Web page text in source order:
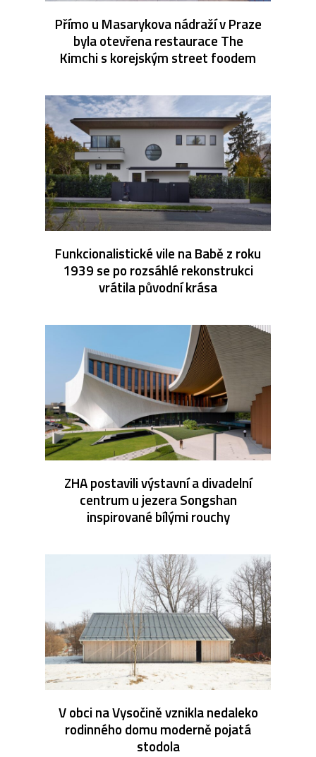
Přímo u Masarykova nádraží v Praze
byla otevřena restaurace The
Kimchi s korejským street foodem
Funkcionalistické vile na Babě z roku
1939 se po rozsáhlé rekonstrukci
vrátila původní krása
ZHA postavili výstavní a divadelní
centrum u jezera Songshan
inspirované bílými rouchy
V obci na Vysočině vznikla nedaleko
rodinného domu moderně pojatá
stodola